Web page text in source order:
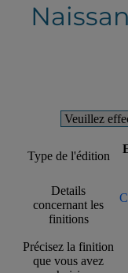
Type de l'édition
Details
concernant les
finitions
Précisez la finition
que vous avez